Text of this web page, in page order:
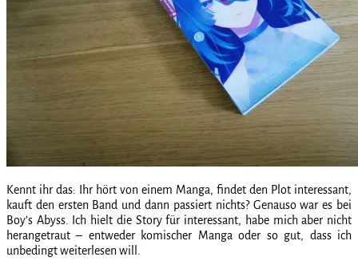
Kennt ihr das: Ihr hört von einem Manga, findet den Plot interessant,
kauft den ersten Band und dann passiert nichts? Genauso war es bei
Boy’s Abyss. Ich hielt die Story für interessant, habe mich aber nicht
herangetraut – entweder komischer Manga oder so gut, dass ich
unbedingt weiterlesen will.